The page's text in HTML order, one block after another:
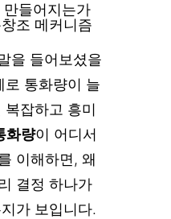
들어지는가
조 메커니즘
을 들어보셨을
로 통화량이 늘
잡하고 흥미
화량이 어디서
이해하면, 왜
결정 하나가
가 보입니다.